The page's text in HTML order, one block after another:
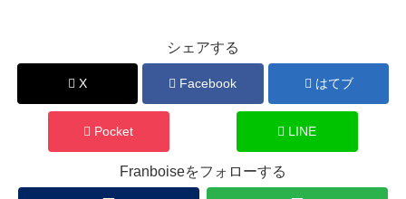
シェアする
X Facebook はてブ
Pocket LINE
Franboiseをフォローする